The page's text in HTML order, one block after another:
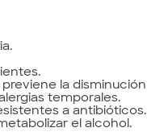
la
temporales.
a antibióticos.
a